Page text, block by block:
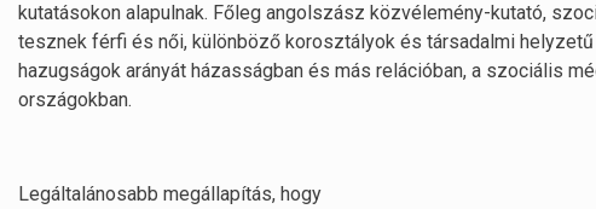
kutatásokon alapulnak. Főleg angolszász közvélemény-kutató,
tesznek férfi és női, különböző korosztályok és társadalmi
hazugságok arányát házasságban és más relációban, a szociális
országokban.
Legáltalánosabb megállapítás, hogy